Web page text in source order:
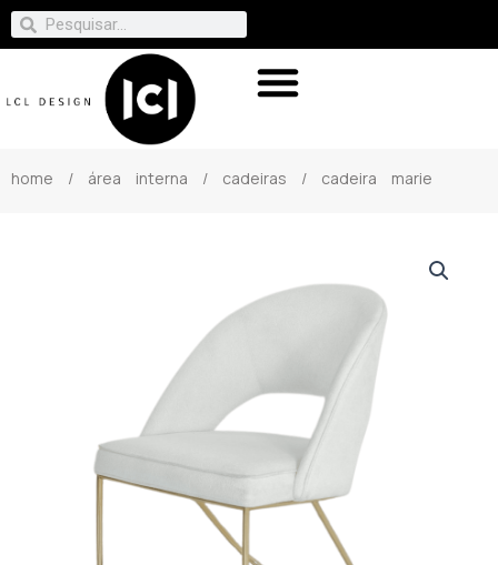
home / área interna / cadeiras / cadeira marie